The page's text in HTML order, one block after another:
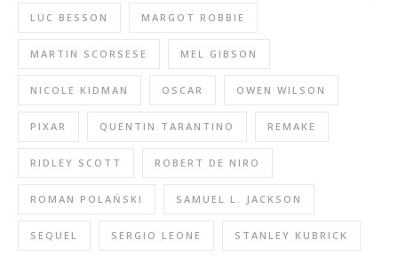
LUC BESSON MARGOT ROBBIE
MARTIN SCORSESE MEL GIBSON
NICOLE KIDMAN OSCAR OWEN WILSON
PIXAR QUENTIN TARANTINO REMAKE
RIDLEY SCOTT ROBERT DE NIRO
ROMAN POLAŃSKI SAMUEL L. JACKSON
SEQUEL SERGIO LEONE STANLEY KUBRICK